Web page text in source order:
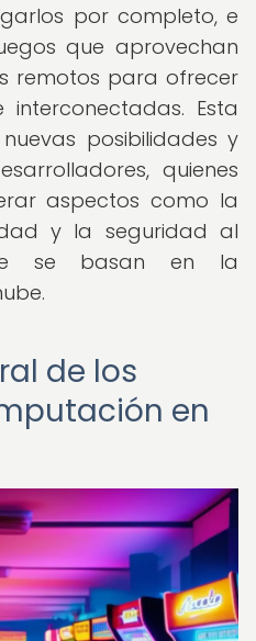
por completo, e
que aprovechan
remotos para ofrecer
interconectadas. Esta
posibilidades y
quienes
aspectos como la
y la seguridad al
se basan en la
de los
en